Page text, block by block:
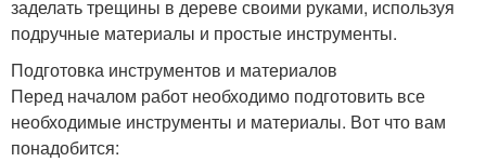
заделать трещины в дереве своими руками, используя
подручные материалы и простые инструменты.
Подготовка инструментов и материалов
Перед началом работ необходимо подготовить все
необходимые инструменты и материалы. Вот что вам
понадобится: